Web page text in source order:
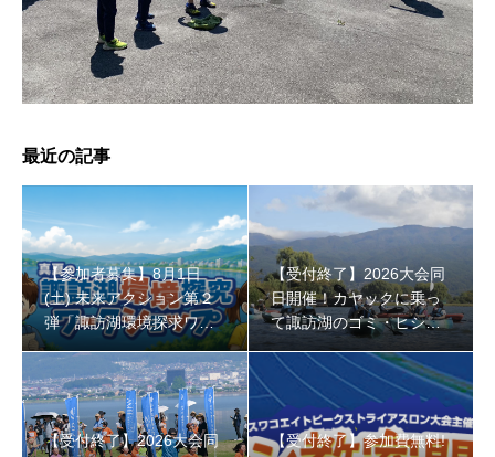
【受付終了】2026大会同日開催！小学生対象キッズ・ラ
ン大会
【受付終了】参加費無料! 5月6日(祝) 「小学生ラン教室」
最近の記事
【参加者募集】8月1日
(土) 未来アクション第２
弾「諏訪湖環境探求ワー
クショップ」小学４年生
から！
【受付終了】2026大会同
日開催！カヤックに乗っ
て諏訪湖のゴミ・ヒシを
回収しよう！
【受付終了】2026大会同
【受付終了】参加費無料!